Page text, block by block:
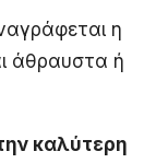
η
άθραυστα ή
καλύτερη